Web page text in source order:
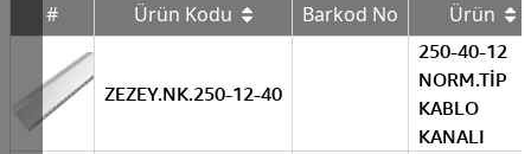
# Ürün Kodu Barkod No Ürün
ZEZEY.NK.250-12-40
250-40-12
NORM.TİP
KABLO
KANALI